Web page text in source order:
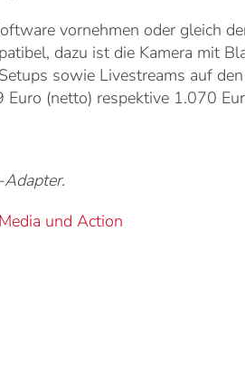
vornehmen oder gleich
dazu ist die Kamera mit
sowie Livestreams auf
(netto) respektive 1.070
und Action